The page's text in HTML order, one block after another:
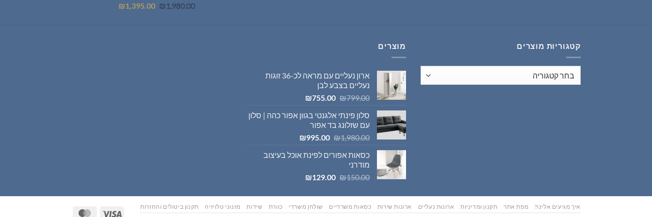
₪ 1,980.00
המחיר
₪1,395.00
המחיר
קטגוריות מוצרים
מוצרים
ארון נעליים עם מראה לכ-36 זוגות
נעליים בצבע לבן
₪799.00
המחיר
היה:
₪799.00.
₪755.00
המחיר
הוא:
סלון פינתי אלגנטי בגוון אפור כהה | סלון
עם שזלונג בד אפור
₪1,980.00
המחיר
היה:
₪995.00
המחיר
הוא:
כסאות אפורים לפינת אוכל בעיצוב
מודרני
₪150.00
המחיר
היה:
₪150.00.
₪129.00
המחיר
הוא:
₪129.00.
Visa
איך מגיעים אלינו? מפת אתר תקנון ומדיניות ארונות נעליים ארונות שירות כסאות משרדיים שולחן משרדי כוורת שידות מזנוני טלויזיה תקנון ביטולים והחזרות